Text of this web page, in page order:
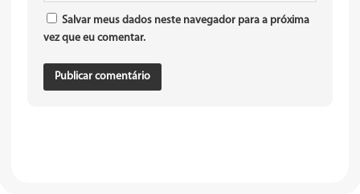
Salvar meus dados neste navegador para a próxima
vez que eu comentar.